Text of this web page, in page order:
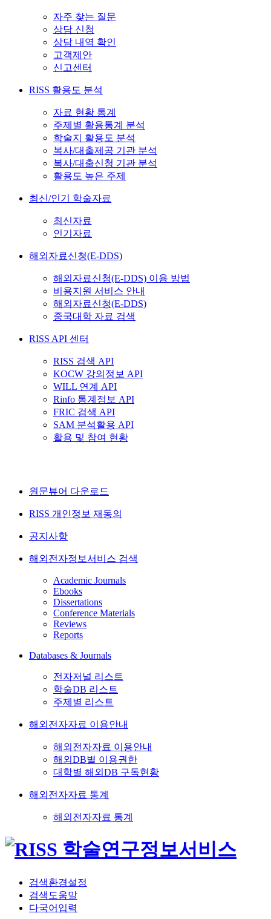
자주 찾는 질문
상담 신청
상담 내역 확인
고객제안
신고센터
RISS 활용도 분석
자료 현황 통계
주제별 활용통계 분석
학술지 활용도 분석
복사/대출제공 기관 분석
복사/대출신청 기관 분석
활용도 높은 주제
최신/인기 학술자료
최신자료
인기자료
해외자료신청(E-DDS)
해외자료신청(E-DDS) 이용 방법
비용지원 서비스 안내
해외자료신청(E-DDS)
중국대학 자료 검색
RISS API 센터
RISS 검색 API
KOCW 강의정보 API
WILL 연계 API
Rinfo 통계정보 API
FRIC 검색 API
SAM 분석활용 API
활용 및 참여 현황
원문뷰어 다운로드
RISS 개인정보 재동의
공지사항
해외전자정보서비스 검색
Academic Journals
Ebooks
Dissertations
Conference Materials
Reviews
Reports
Databases & Journals
전자저널 리스트
학술DB 리스트
주제별 리스트
해외전자자료 이용안내
해외전자자료 이용안내
해외DB별 이용권한
대학별 해외DB 구독현황
해외전자자료 통계
해외전자자료 통계
검색환경설정
검색도움말
다국어입력